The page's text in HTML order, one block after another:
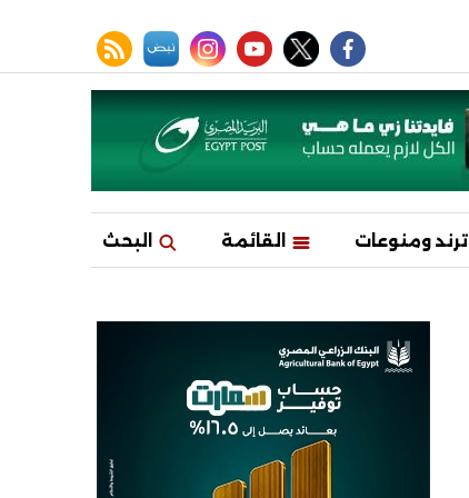
facebook
twitter
youtube
instagram
نبض rss feed
ترند ومنوعات القائمة البحث